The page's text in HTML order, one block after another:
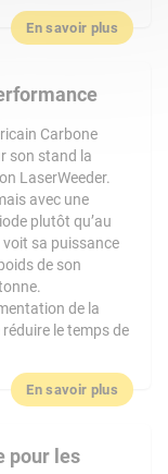
En savoir plus
Carbone
son stand la
LaserWeeder.
avec une
plutôt qu’au
voit sa puissance
de son
de la
le temps de
En savoir plus
pour les